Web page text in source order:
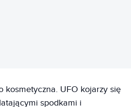
kosmetyczna. UFO kojarzy się
spodkami i